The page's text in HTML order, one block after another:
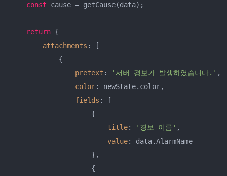
const cause = getCause(data);
return {
attachments : [
            {
pretext : '서버 경보가 발생하였습니다.' ,
color: newState.color,
fields : [
                    {
title: '경보 이름' ,
value: data.AlarmName
                    },
                    {